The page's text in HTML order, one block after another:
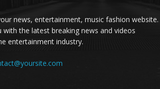
news, entertainment, music fashion website.
with the latest breaking news and videos
entertainment industry.